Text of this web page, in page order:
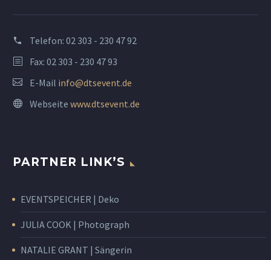
Telefon: 02 303 - 230 47 92
Fax: 02 303 - 230 47 93
E-Mail info@dtsevent.de
Webseite www.dtsevent.de
PARTNER LINK’S
EVENTSPEICHER | Deko
JULIA COOK | Photograph
NATALIE GRANT | Sängerin